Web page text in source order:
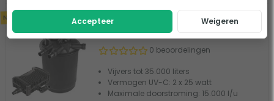
Nieuw
AquaForte B-Aware GR 35000
drukfilterset
0 beoordelingen
Vijvers tot 35.000 liters
Vermogen UV-C: 2 x 25 watt
Maximale doorstroming: 15.000 l/u
Accepteer Weigeren